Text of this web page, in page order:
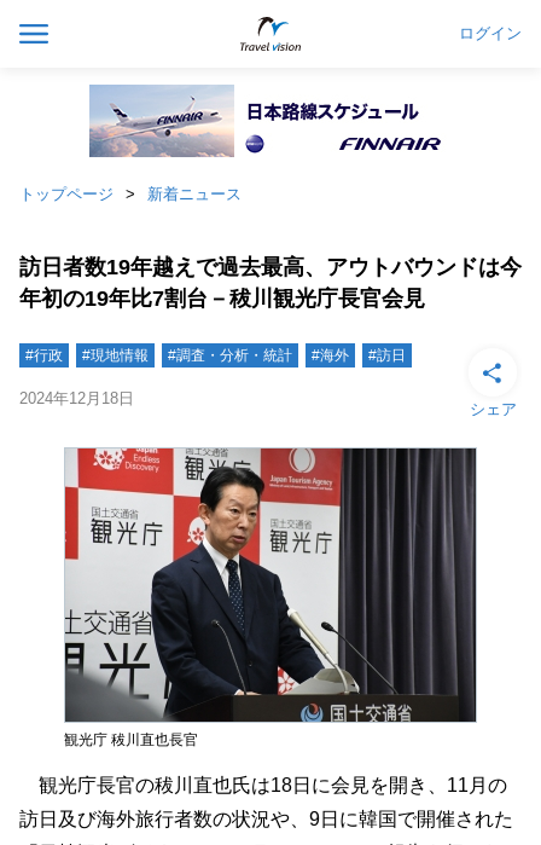
ログイン
トップページ 新着ニュース
訪日者数19年越えで過去最高、アウトバウンドは今
年初の19年比7割台－秡川観光庁長官会見
#行政 #現地情報 #調査・分析・統計 #海外 #訪日
2024年12月18日
シェア
観光庁 秡川直也長官
観光庁長官の秡川直也氏は18日に会見を開き、11月の
訪日及び海外旅行者数の状況や、9日に韓国で開催された